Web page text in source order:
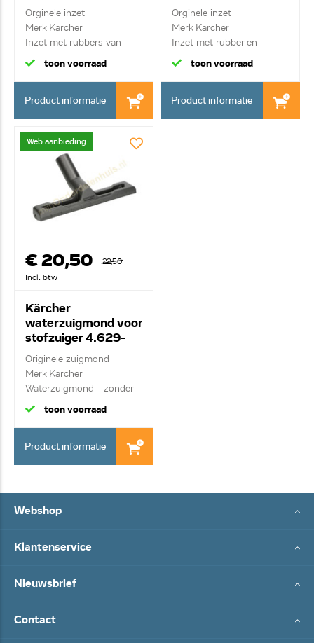
Orginele inzet
Merk Kärcher
Inzet met rubbers van
zuigmon...
toon voorraad
Product informatie
Orginele inzet
Merk Kärcher
Inzet met rubber en
borstel v...
toon voorraad
Product informatie
Web aanbieding
€ 20,50
22,50
Incl. btw
Kärcher
waterzuigmond voor
stofzuiger 4.629-
013.0
Originele zuigmond
Merk Kärcher
Waterzuigmond - zonder
ru...
toon voorraad
Product informatie
Webshop
Klantenservice
Nieuwsbrief
Contact